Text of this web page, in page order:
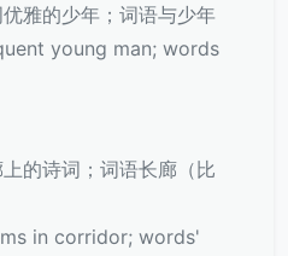
雅的少年；词语与少年
young man; words
的诗词；词语长廊（比
in corridor; words'